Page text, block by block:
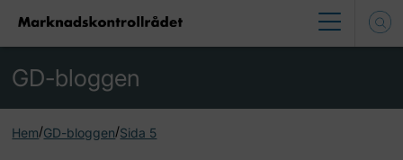
Hem/GD-bloggen/Sida 5
GD-bloggen